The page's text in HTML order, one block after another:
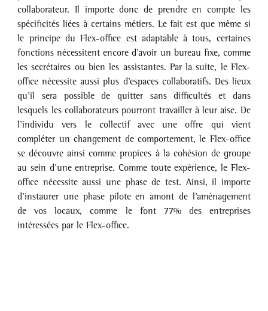
collaborateur. Il importe donc de prendre en compte les
spécificités liées à certains métiers. Le fait est que même si
le principe du Flex-office est adaptable à tous, certaines
fonctions nécessitent encore d’avoir un bureau fixe, comme
les secrétaires ou bien les assistantes. Par la suite, le Flex-
office nécessite aussi plus d’espaces collaboratifs. Des lieux
qu’il sera possible de quitter sans difficultés et dans
lesquels les collaborateurs pourront travailler à leur aise. De
l’individu vers le collectif avec une offre qui vient
compléter un changement de comportement, le Flex-office
se découvre ainsi comme propices à la cohésion de groupe
au sein d’une entreprise. Comme toute expérience, le Flex-
office nécessite aussi une phase de test. Ainsi, il importe
d’instaurer une phase pilote en amont de l’aménagement
de vos locaux, comme le font 77% des entreprises
intéressées par le Flex-office.